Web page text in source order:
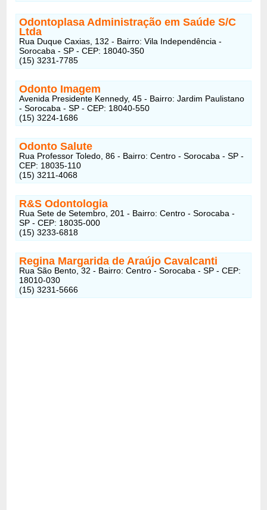
Odontoplasa Administração em Saúde S/C
Ltda
Rua Duque Caxias, 132 - Bairro: Vila Independência -
Sorocaba - SP - CEP: 18040-350
(15) 3231-7785
Odonto Imagem
Avenida Presidente Kennedy, 45 - Bairro: Jardim Paulistano
- Sorocaba - SP - CEP: 18040-550
(15) 3224-1686
Odonto Salute
Rua Professor Toledo, 86 - Bairro: Centro - Sorocaba - SP -
CEP: 18035-110
(15) 3211-4068
R&S Odontologia
Rua Sete de Setembro, 201 - Bairro: Centro - Sorocaba -
SP - CEP: 18035-000
(15) 3233-6818
Regina Margarida de Araújo Cavalcanti
Rua São Bento, 32 - Bairro: Centro - Sorocaba - SP - CEP:
18010-030
(15) 3231-5666